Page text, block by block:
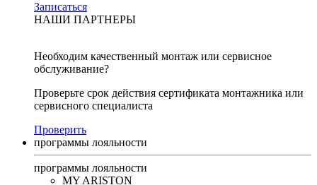
Записаться
НАШИ ПАРТНЕРЫ
Необходим качественный монтаж или сервисное
обслуживание?
Проверьте срок действия сертификата монтажника или
сервисного специалиста
Проверить
программы лояльности
программы лояльности
MY ARISTON